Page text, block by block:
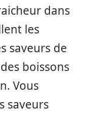
dans
les
saveurs de
boissons
Vous
saveurs